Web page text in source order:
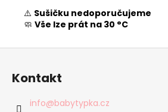
⚠️ Sušičku nedoporučujeme
🧼 Vše lze prát na 30 °C
Z
Kontakt
info@babytypka.cz